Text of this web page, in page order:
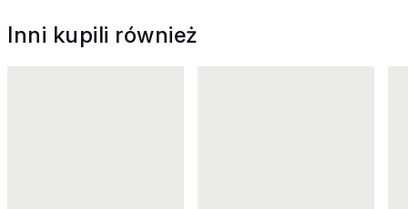
Inni kupili również